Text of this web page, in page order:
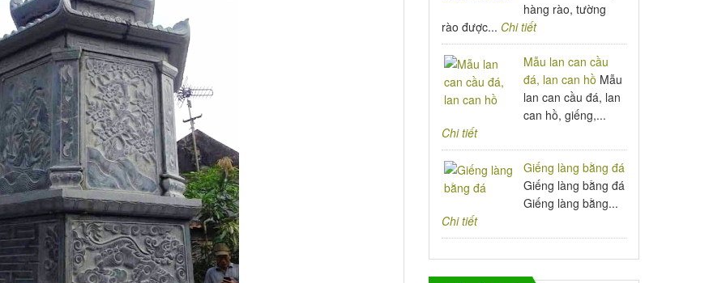
hàng rào, tường
rào được... Chi tiết
Mẫu lan can cầu
đá, lan can hồ Mẫu
lan can cầu đá, lan
can hồ, giếng,...
Chi tiết
Giếng làng bằng đá
Giếng làng bằng đá
Giếng làng bằng...
Chi tiết